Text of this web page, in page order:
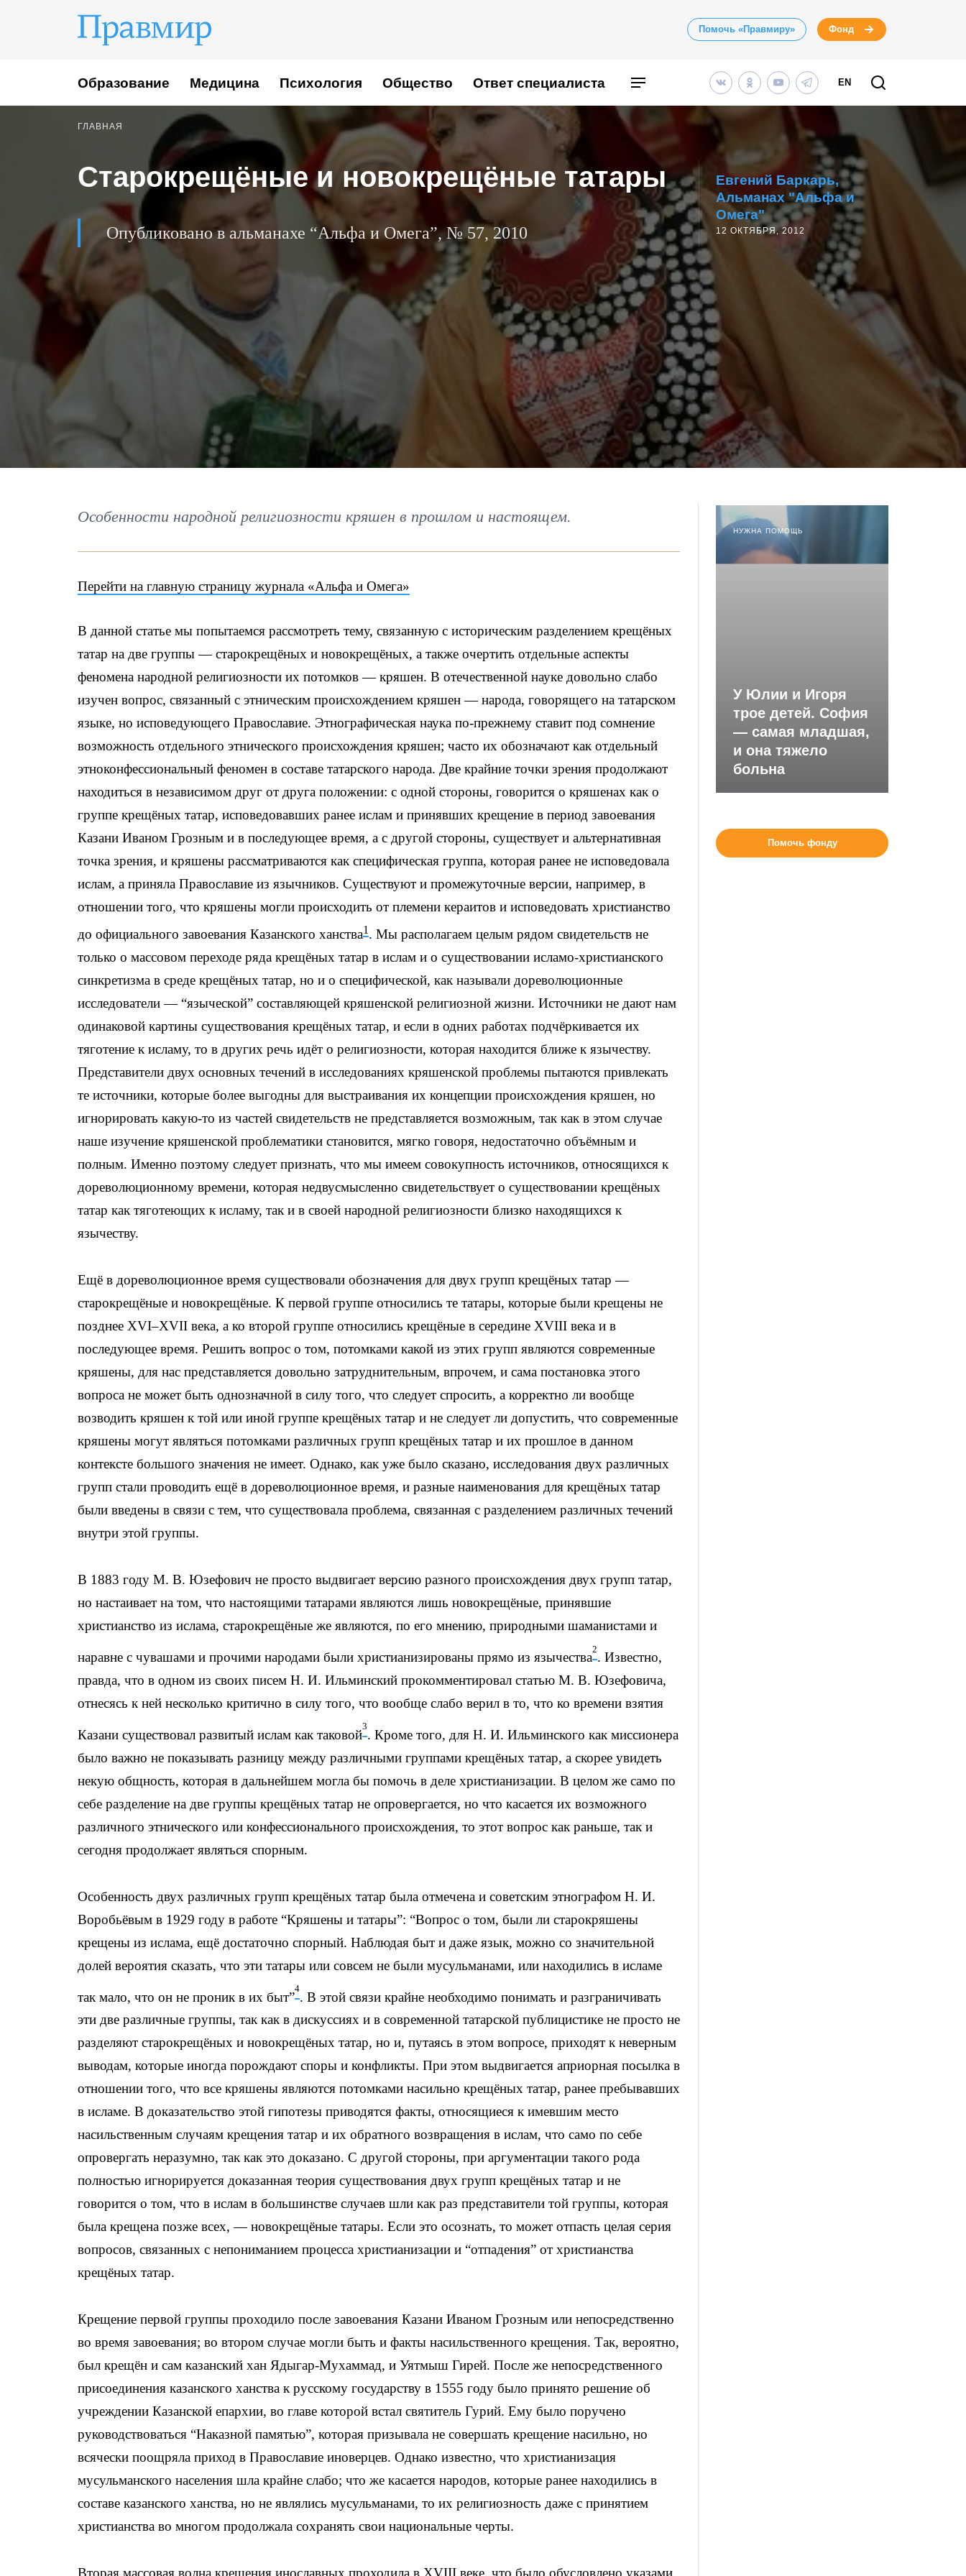
Помочь «Правмиру» Фонд
Образование Медицина Психология Общество Ответ специалиста EN
ГЛАВНАЯ
Старокрещёные и новокрещёные татары
Опубликовано в альманахе “Альфа и Омега”, № 57, 2010
Евгений Баркарь
Альманах "Альфа и
Омега"
12 ОКТЯБРЯ, 2012
Особенности народной религиозности кряшен в прошлом и настоящем.
Перейти на главную страницу журнала «Альфа и Омега»
В данной статье мы попытаемся рассмотреть тему, связанную с историческим разделением крещёных
татар на две группы — старокрещёных и новокрещёных, а также очертить отдельные аспекты
феномена народной религиозности их потомков — кряшен. В отечественной науке довольно слабо
изучен вопрос, связанный с этническим происхождением кряшен — народа, говорящего на татарском
языке, но исповедующего Православие. Этнографическая наука по-прежнему ставит под сомнение
возможность отдельного этнического происхождения кряшен; часто их обозначают как отдельный
этноконфессиональный феномен в составе татарского народа. Две крайние точки зрения продолжают
находиться в независимом друг от друга положении: с одной стороны, говорится о кряшенах как о
группе крещёных татар, исповедовавших ранее ислам и принявших крещение в период завоевания
Казани Иваном Грозным и в последующее время, а с другой стороны, существует и альтернативная
точка зрения, и кряшены рассматриваются как специфическая группа, которая ранее не исповедовала
ислам, а приняла Православие из язычников. Существуют и промежуточные версии, например, в
отношении того, что кряшены могли происходить от племени кераитов и исповедовать христианство
до официального завоевания Казанского ханства1 . Мы располагаем целым рядом свидетельств не
только о массовом переходе ряда крещёных татар в ислам и о существовании исламо-христианского
синкретизма в среде крещёных татар, но и о специфической, как называли дореволюционные
исследователи — “языческой” составляющей кряшенской религиозной жизни. Источники не дают нам
одинаковой картины существования крещёных татар, и если в одних работах подчёркивается их
тяготение к исламу, то в других речь идёт о религиозности, которая находится ближе к язычеству.
Представители двух основных течений в исследованиях кряшенской проблемы пытаются привлекать
те источники, которые более выгодны для выстраивания их концепции происхождения кряшен, но
игнорировать какую-то из частей свидетельств не представляется возможным, так как в этом случае
наше изучение кряшенской проблематики становится, мягко говоря, недостаточно объёмным и
полным. Именно поэтому следует признать, что мы имеем совокупность источников, относящихся к
дореволюционному времени, которая недвусмысленно свидетельствует о существовании крещёных
татар как тяготеющих к исламу, так и в своей народной религиозности близко находящихся к
язычеству.
Ещё в дореволюционное время существовали обозначения для двух групп крещёных татар —
старокрещёные и новокрещёные. К первой группе относились те татары, которые были крещены не
позднее XVI–XVII века, а ко второй группе относились крещёные в середине XVIII века и в
последующее время. Решить вопрос о том, потомками какой из этих групп являются современные
кряшены, для нас представляется довольно затруднительным, впрочем, и сама постановка этого
вопроса не может быть однозначной в силу того, что следует спросить, а корректно ли вообще
возводить кряшен к той или иной группе крещёных татар и не следует ли допустить, что современные
кряшены могут являться потомками различных групп крещёных татар и их прошлое в данном
контексте большого значения не имеет. Однако, как уже было сказано, исследования двух различных
групп стали проводить ещё в до­революционное время, и разные наименования для крещёных татар
были введены в связи с тем, что существовала проблема, связанная с разделением различных течений
внутри этой группы.
В 1883 году М. В. Юзефович не просто выдвигает версию разного происхождения двух групп татар,
но настаивает на том, что настоящими татарами являются лишь новокрещёные, принявшие
христианство из ислама, старокрещёные же являются, по его мнению, природными шаманистами и
наравне с чувашами и прочими народами были христианизированы прямо из язычества
2
. Известно,
правда, что в одном из своих писем Н. И. Ильминский прокомментировал статью М. В. Юзефовича,
отнесясь к ней несколько критично в силу того, что вообще слабо верил в то, что ко времени взятия
Казани существовал развитый ислам как таковой
3
. Кроме того, для Н. И. Ильминского как миссионера
было важно не показывать разницу между различными группами крещёных татар, а скорее увидеть
некую общность, которая в дальнейшем могла бы помочь в деле христианизации. В целом же само по
себе разделение на две группы крещёных татар не опровергается, но что касается их возможного
различного этнического или конфессионального происхождения, то этот вопрос как раньше, так и
сегодня продолжает являться спорным.
Особенность двух различных групп крещёных татар была отмечена и советским этнографом Н. И.
Воробьёвым в 1929 году в работе “Кряшены и татары”: “Вопрос о том, были ли старокряшены
крещены из ислама, ещё достаточно спорный. Наблюдая быт и даже язык, можно со значительной
долей вероятия сказать, что эти татары или совсем не были мусульманами, или находились в исламе
так мало, что он не проник в их быт”
4
. В этой связи крайне необходимо понимать и разграничивать
эти две различные группы, так как в дискуссиях и в современной татарской публицистике не просто не
разделяют старокрещёных и новокрещёных татар, но и, путаясь в этом вопросе, приходят к неверным
выводам, которые иногда порождают споры и конфликты. При этом выдвигается априорная посылка в
отношении того, что все кряшены являются потомками насильно крещёных татар, ранее пребывавших
в исламе. В доказательство этой гипотезы приводятся факты, относящиеся к имевшим место
насильственным случаям крещения татар и их обратного возвращения в ислам, что само по себе
опровергать неразумно, так как это доказано. С другой стороны, при аргументации такого рода
полностью игнорируется доказанная теория существования двух групп крещёных татар и не
говорится о том, что в ислам в большинстве случаев шли как раз представители той группы, которая
была крещена позже всех, — новокрещёные татары. Если это осознать, то может отпасть целая серия
вопросов, связанных с непониманием процесса христианизации и “от­па­дения” от христианства
крещёных татар.
Крещение первой группы проходило после завоевания Казани Иваном Грозным или непосредственно
во время завоевания; во втором случае могли быть и факты насильственного крещения. Так, вероятно,
был крещён и сам казанский хан Ядыгар-Мухам­мад, и Уятмыш Гирей. После же непосредственного
присоединения казанского ханства к русскому государству в 1555 году было принято решение об
учреждении Казанской епархии, во главе которой встал святитель Гурий. Ему было поручено
руководствоваться “Наказной памятью”, которая призывала не совершать крещение насильно, но
всячески поощряла приход в Православие иноверцев. Однако известно, что христианизация
мусульманского населения шла крайне слабо; что же касается народов, которые ранее находились в
составе казанского ханства, но не являлись мусульманами, то их религиозность даже с принятием
христианства во многом продолжала сохранять свои национальные черты.
Вторая массовая волна крещения инославных проходила в XVIII веке, что было обусловлено указами
НУЖНА ПОМОЩЬ
У Юлии и Игоря
трое детей. София
— самая младшая,
и она тяжело
больна
Помочь фонду